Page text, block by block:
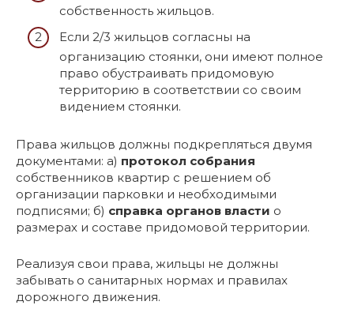
собственность жильцов.
Если 2/3 жильцов согласны на
организацию стоянки, они имеют полное
право обустраивать придомовую
территорию в соответствии со своим
видением стоянки.
Права жильцов должны подкрепляться двумя
документами: а) протокол собрания
собственников квартир с решением об
организации парковки и необходимыми
подписями; б) справка органов власти о
размерах и составе придомовой территории.
Реализуя свои права, жильцы не должны
забывать о санитарных нормах и правилах
дорожного движения.